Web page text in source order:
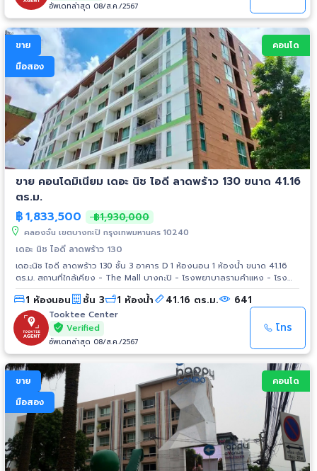
อัพเดทล่าสุด 08/ส.ค./2567
ขาย
มือสอง
คอนโด
ขาย คอนโดมิเนียม เดอะ นิช ไอดี ลาดพร้าว 130 ขนาด 41.16
ตร.ม.
฿1,833,500 ฿1,930,000
คลองจั่น เขตบางกะปิ กรุงเทพมหานคร 10240
เดอะ นิช ไอดี ลาดพร้าว 130
เดอะนิช ไอดี ลาดพร้าว 130 ชั้น 3 อาคาร D 1 ห้องนอน 1 ห้องน้ำ ขนาด 41.16
ตร.ม. สถานที่ใกล้เคียง - The Mall บางกะปิ - โรงพยาบาลรามคำแหง - โรง
พยาบาลลาดพร้าว
1 ห้องนอน ชั้น 3 1 ห้องน้ำ 41.16 ตร.ม. 641
Tooktee Center
Verified
อัพเดทล่าสุด 08/ส.ค./2567
โทร
ขาย
มือสอง
คอนโด